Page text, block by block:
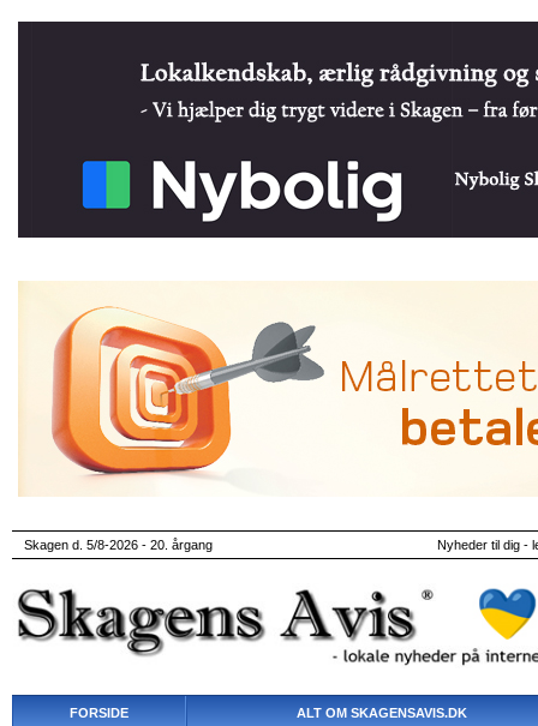
Skagen d. 5/8-2026 - 20. årgang Nyheder til dig -
FORSIDE ALT OM SKAGENSAVIS.DK